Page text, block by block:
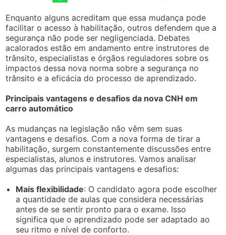
Enquanto alguns acreditam que essa mudança pode
facilitar o acesso à habilitação, outros defendem que a
segurança não pode ser negligenciada. Debates
acalorados estão em andamento entre instrutores de
trânsito, especialistas e órgãos reguladores sobre os
impactos dessa nova norma sobre a segurança no
trânsito e a eficácia do processo de aprendizado.
Principais vantagens e desafios da nova CNH em
carro automático
As mudanças na legislação não vêm sem suas
vantagens e desafios. Com a nova forma de tirar a
habilitação, surgem constantemente discussões entre
especialistas, alunos e instrutores. Vamos analisar
algumas das principais vantagens e desafios:
Mais flexibilidade: O candidato agora pode escolher
a quantidade de aulas que considera necessárias
antes de se sentir pronto para o exame. Isso
significa que o aprendizado pode ser adaptado ao
seu ritmo e nível de conforto.